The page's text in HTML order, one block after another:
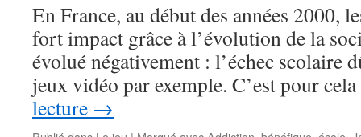
En France, au début des années 2000,
fort impact grâce à l’évolution de la
évolué négativement : l’échec scolaire
jeux vidéo par exemple. C’est pour
lecture →